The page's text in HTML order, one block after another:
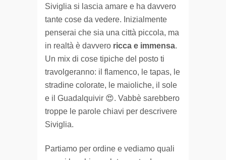
Siviglia si lascia amare e ha davvero
tante cose da vedere. Inizialmente
penserai che sia una città piccola, ma
in realtà è davvero ricca e immensa.
Un mix di cose tipiche del posto ti
travolgeranno: il flamenco, le tapas, le
stradine colorate, le maioliche, il sole
e il Guadalquivir 😍. Vabbè sarebbero
troppe le parole chiavi per descrivere
Siviglia.
Partiamo per ordine e vediamo quali